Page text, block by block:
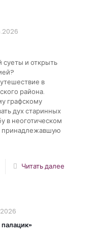
суеты и открыть
в
района.
графскому
дух старинных
в неоготическом
принадлежавшую
Читать далее